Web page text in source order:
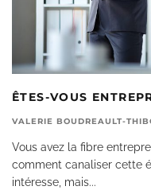
ÊTES-VOUS
VALERIE BOUDREAULT-
Vous avez la fibre
comment canaliser cette
intéresse, mais...